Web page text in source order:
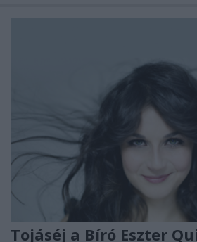
Tojáséj a Bíró Eszter